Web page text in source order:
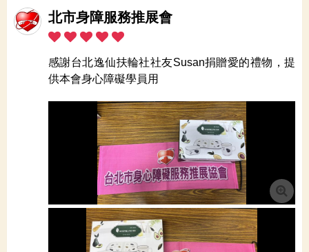
北市身障服務推展會
感謝台北逸仙扶輪社社友Susan捐贈愛的禮物，提
供本會身心障礙學員用